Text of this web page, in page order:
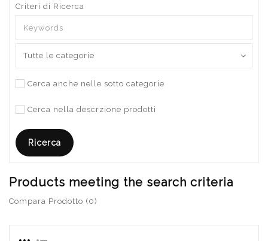
Criteri di Ricerca
Cerca anche nelle sotto categorie
Cerca nella descrzione prodotti
Products meeting the search criteria
Compara Prodotto (0)